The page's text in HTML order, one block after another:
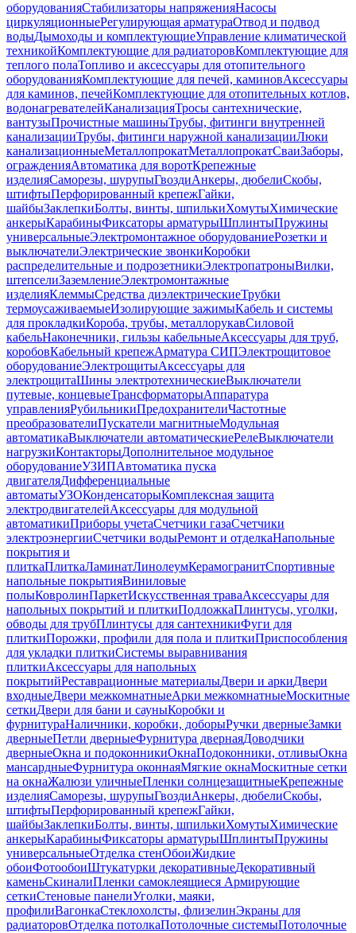
оборудованияСтабилизаторы напряженияНасосы
циркуляционныеРегулирующая арматураОтвод и подвод
водыДымоходы и комплектующиеУправление климатической
техникойКомплектующие для радиаторовКомплектующие для
теплого полаТопливо и аксессуары для отопительного
оборудованияКомплектующие для печей, каминовАксессуары
для каминов, печейКомплектующие для отопительных котлов,
водонагревателейКанализацияТросы сантехнические,
вантузыПрочистные машиныТрубы, фитинги внутренней
канализацииТрубы, фитинги наружной канализацииЛюки
канализационныеМеталлопрокатМеталлопрокатСваиЗаборы,
огражденияАвтоматика для воротКрепежные
изделияСаморезы, шурупыГвоздиАнкеры, дюбелиСкобы,
штифтыПерфорированный крепежГайки,
шайбыЗаклепкиБолты, винты, шпилькиХомутыХимические
анкерыКарабиныФиксаторы арматурыШплинтыПружины
универсальныеЭлектромонтажное оборудованиеРозетки и
выключателиЭлектрические звонкиКоробки
распределительные и подрозетникиЭлектропатроныВилки,
штепселиЗаземлениеЭлектромонтажные
изделияКлеммыСредства диэлектрическиеТрубки
термоусаживаемыеИзолирующие зажимыКабель и системы
для прокладкиКороба, трубы, металлорукавСиловой
кабельНаконечники, гильзы кабельныеАксессуары для труб,
коробовКабельный крепежАрматура СИПЭлектрощитовое
оборудованиеЭлектрощитыАксессуары для
электрощитаШины электротехническиеВыключатели
путевые, концевыеТрансформаторыАппаратура
управленияРубильникиПредохранителиЧастотные
преобразователиПускатели магнитныеМодульная
автоматикаВыключатели автоматическиеРелеВыключатели
нагрузкиКонтакторыДополнительное модульное
оборудованиеУЗИПАвтоматика пуска
двигателяДифференциальные
автоматыУЗОКонденсаторыКомплексная защита
электродвигателейАксессуары для модульной
автоматикиПриборы учетаСчетчики газаСчетчики
электроэнергииСчетчики водыРемонт и отделкаНапольные
покрытия и
плиткаПлиткаЛаминатЛинолеумКерамогранитСпортивные
напольные покрытияВиниловые
полыКовролинПаркетИскусственная траваАксессуары для
напольных покрытий и плиткиПодложкаПлинтусы, уголки,
обводы для трубПлинтусы для сантехникиФуги для
плиткиПорожки, профили для пола и плиткиПриспособления
для укладки плиткиСистемы выравнивания
плиткиАксессуары для напольных
покрытийРеставрационные материалыДвери и аркиДвери
входныеДвери межкомнатныеАрки межкомнатныеМоскитные
сеткиДвери для бани и сауныКоробки и
фурнитураНаличники, коробки, доборыРучки дверныеЗамки
дверныеПетли дверныеФурнитура двернаяДоводчики
дверныеОкна и подоконникиОкнаПодоконники, отливыОкна
мансардныеФурнитура оконнаяМягкие окнаМоскитные сетки
на окнаЖалюзи уличныеПленки солнцезащитныеКрепежные
изделияСаморезы, шурупыГвоздиАнкеры, дюбелиСкобы,
штифтыПерфорированный крепежГайки,
шайбыЗаклепкиБолты, винты, шпилькиХомутыХимические
анкерыКарабиныФиксаторы арматурыШплинтыПружины
универсальныеОтделка стенОбоиЖидкие
обоиФотообоиШтукатурки декоративныеДекоративный
каменьСкиналиПленки самоклеящиеся Армирующие
сеткиСтеновые панелиУголки, маяки,
профилиВагонкаСтеклохолсты, флизелинЭкраны для
радиаторовОтделка потолкаПотолочные системыПотолочные